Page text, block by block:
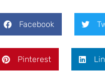
Facebook
Pinterest